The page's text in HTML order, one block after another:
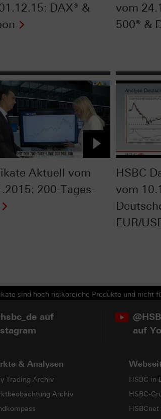
DAX® &
vom
500® &
Aktuell vom
200-Tages-
HSBC
vom
EUR/
sind hoch risikoreiche Produkte und nicht
auf
auf
& Analysen
Trading Archiv
Archiv
HSBC in
HSBC-
HSBCnet